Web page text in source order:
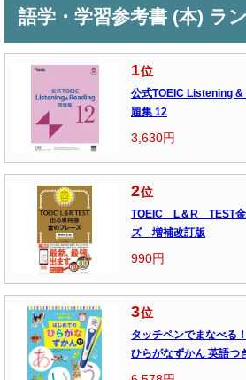
語学・学習参考書 (本) ラ
1位
公式TOEIC Listening &
題集 12
3,630円
2位
TOEIC L＆R TEST金
ズ 増補改訂版
990円
3位
タッチペンでまなべる
ひらがなずかん 英語つ